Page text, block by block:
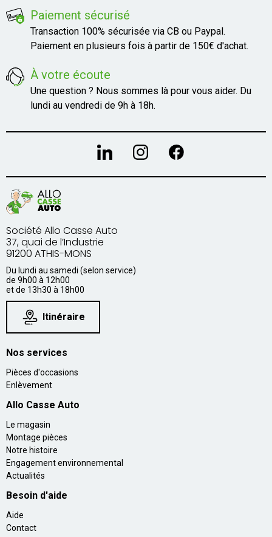
Paiement sécurisé
Transaction 100% sécurisée via CB ou Paypal.
Paiement en plusieurs fois à partir de 150€ d'achat.
À votre écoute
Une question ? Nous sommes là pour vous aider. Du
lundi au vendredi de 9h à 18h.
Société Allo Casse Auto
37, quai de l’Industrie
91200 ATHIS-MONS
Du lundi au samedi (selon service)
de 9h00 à 12h00
et de 13h30 à 18h00
Itinéraire
Nos services
Pièces d'occasions
Enlèvement
Allo Casse Auto
Le magasin
Montage pièces
Notre histoire
Engagement environnemental
Actualités
Besoin d'aide
Aide
Contact